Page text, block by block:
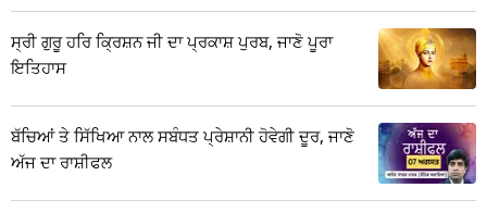
ਸ੍ਰੀ ਗੁਰੂ ਹਰਿ ਕ੍ਰਿਸ਼ਨ ਜੀ ਦਾ ਪ੍ਰਕਾਸ਼ ਪੁਰਬ, ਜਾਣੋ ਪੂਰਾ
ਇਤਿਹਾਸ
ਬੱਚਿਆਂ ਤੇ ਸਿੱਖਿਆ ਨਾਲ ਸਬੰਧਤ ਪ੍ਰੇਸ਼ਾਨੀ ਹੋਵੇਗੀ ਦੂਰ, ਜਾਣੋ
ਅੱਜ ਦਾ ਰਾਸ਼ੀਫਲ